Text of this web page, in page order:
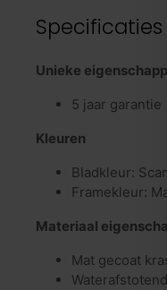
Specificaties
Unieke
5 jaar garantie
Kleuren
Bladkleur:
Framekleur:
Materiaal
Mat gecoat